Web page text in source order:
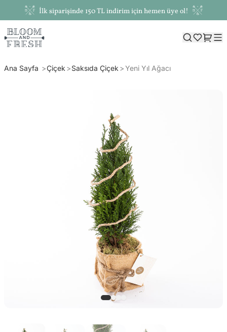
İlk siparişinde 150 TL indirim için hemen üye ol!
Ana Sayfa Çiçek Saksıda Çiçek Yeni Yıl Ağacı